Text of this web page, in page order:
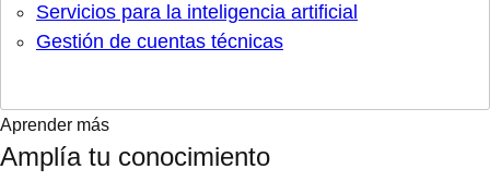
Servicios para la inteligencia artificial
Gestión de cuentas técnicas
Aprender más
Amplía tu conocimiento